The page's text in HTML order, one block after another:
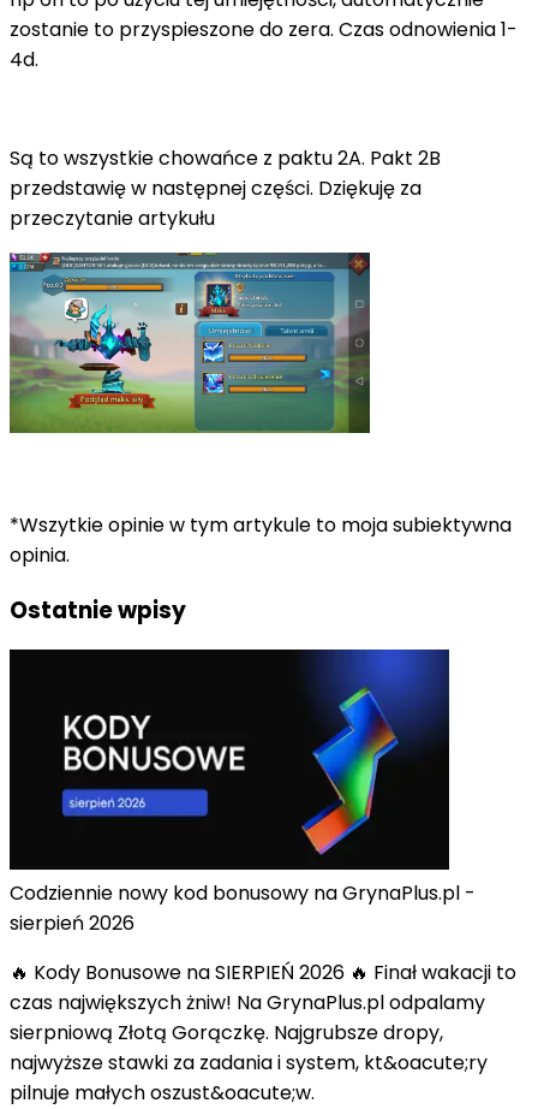
zostanie to przyspieszone do zera. Czas odnowienia 1-
4d.
Są to wszystkie chowańce z paktu 2A. Pakt 2B
przedstawię w następnej części. Dziękuję za
przeczytanie artykułu
*Wszytkie opinie w tym artykule to moja subiektywna
opinia.
Ostatnie wpisy
Codziennie nowy kod bonusowy na GrynaPlus.pl -
sierpień 2026
🔥 Kody Bonusowe na SIERPIEŃ 2026 🔥 Finał wakacji to
czas największych żniw! Na GrynaPlus.pl odpalamy
sierpniową Złotą Gorączkę. Najgrubsze dropy,
najwyższe stawki za zadania i system, kt&oacute;ry
pilnuje małych oszust&oacute;w.